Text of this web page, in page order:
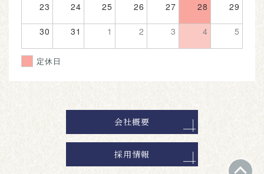
23 24 25 26 27 28 29
30 31 1 2 3 4 5
定休日
会社概要
採用情報